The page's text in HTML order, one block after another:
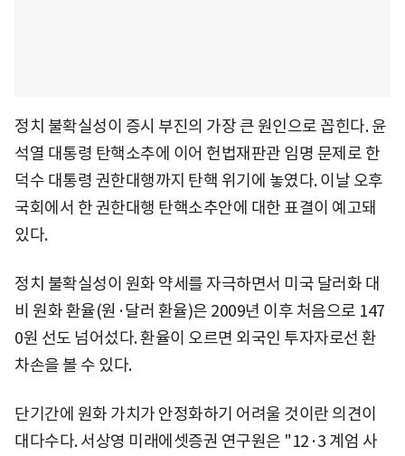
정치 불확실성이 증시 부진의 가장 큰 원인으로 꼽힌다. 윤
석열 대통령 탄핵소추에 이어 헌법재판관 임명 문제로 한
덕수 대통령 권한대행까지 탄핵 위기에 놓였다. 이날 오후
국회에서 한 권한대행 탄핵소추안에 대한 표결이 예고돼
있다.
정치 불확실성이 원화 약세를 자극하면서 미국 달러화 대
비 원화 환율(원·달러 환율)은 2009년 이후 처음으로 147
0원 선도 넘어섰다. 환율이 오르면 외국인 투자자로선 환
차손을 볼 수 있다.
단기간에 원화 가치가 안정화하기 어려울 것이란 의견이
대다수다. 서상영 미래에셋증권 연구원은 "12·3 계엄 사